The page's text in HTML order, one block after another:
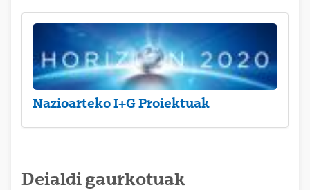
Nazioarteko I+G Proiektuak
Deialdi gaurkotuak